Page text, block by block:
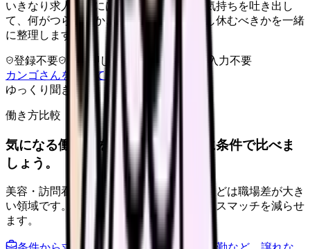
いきなり求人相談には進みません。今の気持ちを吐き出し
て、何がつらいのか、辞めるべきか、少し休むべきかを一緒
に整理します。
登録不要 求人押し売りなし
病院名は入力不要
カンゴさんを知ってから相談する
ゆっくり聞きます
働き方比較
気になる働き方を、求人を見る前に条件で比べま
しょう。
美容・訪問看護・クリニック・夜勤なしなどは職場差が大き
い領域です。希望条件を先に整理するとミスマッチを減らせ
ます。